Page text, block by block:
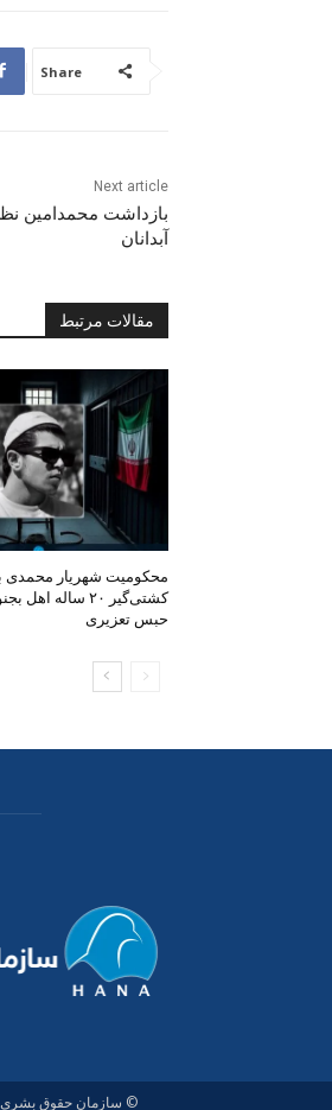
Share
Next article
بازداشت محمدامین
آبدانان
مقالات مرتبط
محکومیت شهریار محمدی
کشتی‌گیر ۲۰ ساله
حبس تعزیری
© سازمان حقوق بشری هانا ۲۰۱۸ -